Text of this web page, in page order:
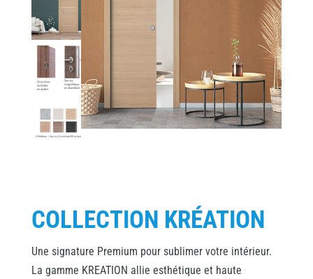
COLLECTION KRÉATION
Une signature Premium pour sublimer votre intérieur.
La gamme KREATION allie esthétique et haute